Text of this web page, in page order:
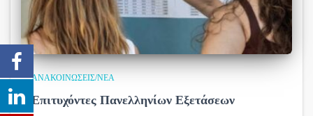
ΑΝΑΚΟΙΝΏΣΕΙΣ/ΝΈΑ
Επιτυχόντες Πανελληνίων Εξετάσεων